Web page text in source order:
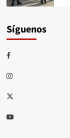
Síguenos